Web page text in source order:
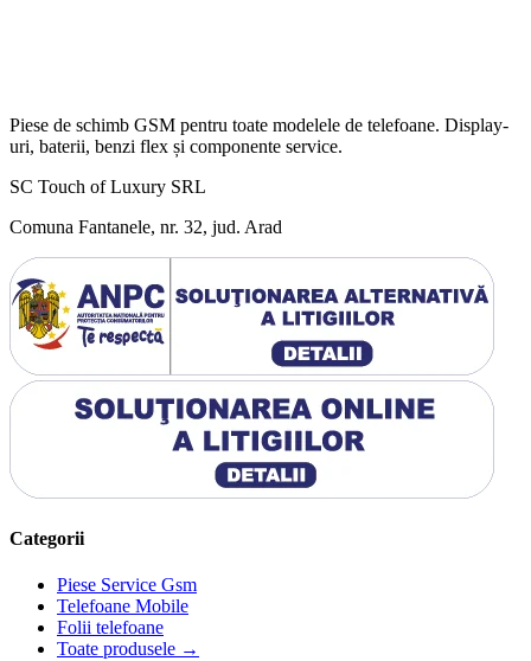
Piese de schimb GSM pentru toate modelele de telefoane. Display-
uri, baterii, benzi flex și componente service.
SC Touch of Luxury SRL
Comuna Fantanele, nr. 32, jud. Arad
Categorii
Piese Service Gsm
Telefoane Mobile
Folii telefoane
Toate produsele →